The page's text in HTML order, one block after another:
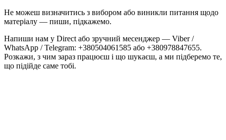
Не можеш визначитись з вибором або виникли питання щодо
матеріалу — пиши, підкажемо.
Напиши нам у Direct або зручний месенджер — Viber /
WhatsApp / Telegram: +380504061585 або +380978847655.
Розкажи, з чим зараз працюєш і що шукаєш, а ми підберемо те,
що підійде саме тобі.